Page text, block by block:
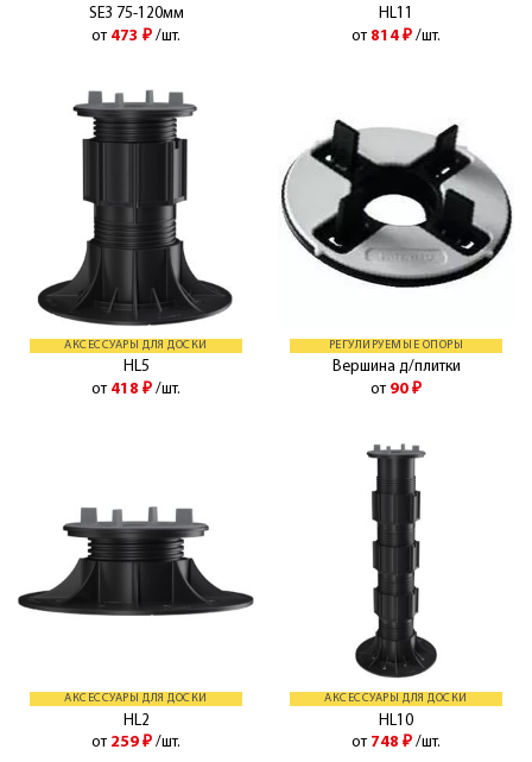
SE3 75-120мм
от 473 ₽ /шт.
HL11
от 814 ₽ /шт.
АКСЕССУАРЫ ДЛЯ ДОСКИ
HL5
от 418 ₽ /шт.
РЕГУЛИРУЕМЫЕ ОПОРЫ
Вершина д/плитки
от 90 ₽
АКСЕССУАРЫ ДЛЯ ДОСКИ
HL2
от 259 ₽ /шт.
АКСЕССУАРЫ ДЛЯ ДОСКИ
HL10
от 748 ₽ /шт.